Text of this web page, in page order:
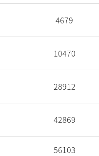
4679
10470
28912
42869
56103